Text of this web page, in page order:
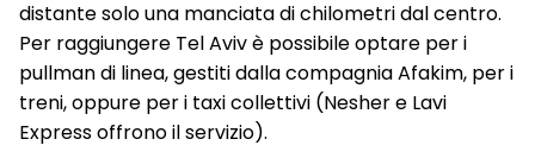
distante solo una manciata di chilometri dal centro.
Per raggiungere Tel Aviv è possibile optare per i
pullman di linea, gestiti dalla compagnia Afakim, per i
treni, oppure per i taxi collettivi (Nesher e Lavi
Express offrono il servizio).